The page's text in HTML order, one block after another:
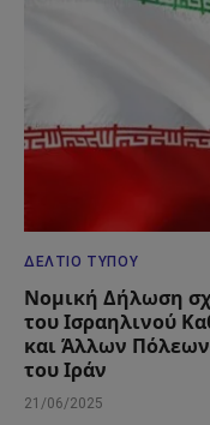
ΔΕΛΤΊΟ ΤΎΠΟΥ
Νομική Δήλωση
του Ισραηλινού
και Άλλων Πόλεων
του Ιράν
21/06/2025